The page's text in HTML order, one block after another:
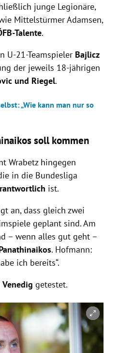
junge Legionäre,
Mittelstürmer Adamsen,
Talente.
U-21-Teamspieler Bajlicz
der jeweils 18-jährigen
und Riegel.
„Wie kann man nur so
soll kommen
Wrabetz hingegen
in die Bundesliga
ist.
an, dass gleich zwei
geplant sind. Am
– wenn alles gut geht –
. Hofmann:
ich bereits“.
Venedig getestet.
schließen